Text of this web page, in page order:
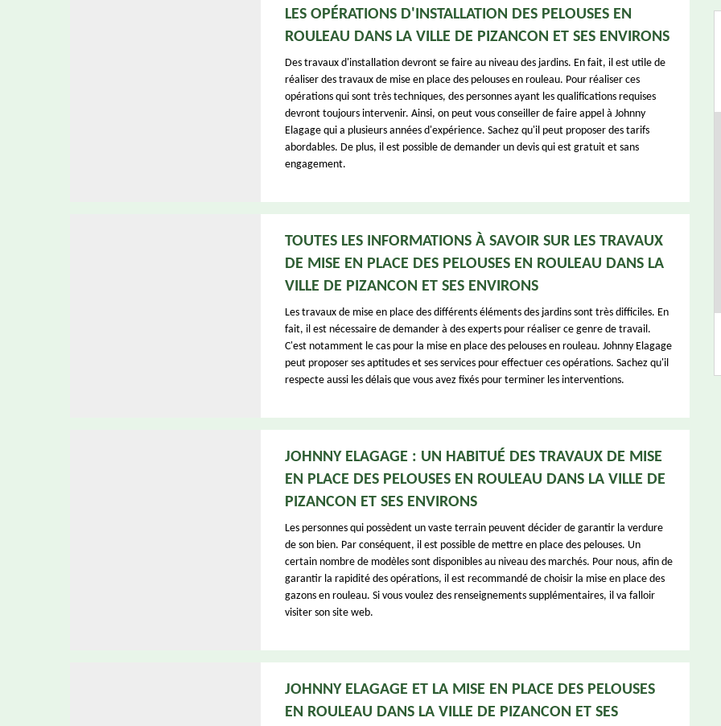
LES OPÉRATIONS D'INSTALLATION DES PELOUSES EN
ROULEAU DANS LA VILLE DE PIZANCON ET SES ENVIRONS
Des travaux d'installation devront se faire au niveau des jardins. En fait, il est utile de
réaliser des travaux de mise en place des pelouses en rouleau. Pour réaliser ces
opérations qui sont très techniques, des personnes ayant les qualifications requises
devront toujours intervenir. Ainsi, on peut vous conseiller de faire appel à Johnny
Elagage qui a plusieurs années d'expérience. Sachez qu'il peut proposer des tarifs
abordables. De plus, il est possible de demander un devis qui est gratuit et sans
engagement.
TOUTES LES INFORMATIONS À SAVOIR SUR LES TRAVAUX
DE MISE EN PLACE DES PELOUSES EN ROULEAU DANS LA
VILLE DE PIZANCON ET SES ENVIRONS
Les travaux de mise en place des différents éléments des jardins sont très difficiles. En
fait, il est nécessaire de demander à des experts pour réaliser ce genre de travail.
C'est notamment le cas pour la mise en place des pelouses en rouleau. Johnny Elagage
peut proposer ses aptitudes et ses services pour effectuer ces opérations. Sachez qu'il
respecte aussi les délais que vous avez fixés pour terminer les interventions.
JOHNNY ELAGAGE : UN HABITUÉ DES TRAVAUX DE MISE
EN PLACE DES PELOUSES EN ROULEAU DANS LA VILLE DE
PIZANCON ET SES ENVIRONS
Les personnes qui possèdent un vaste terrain peuvent décider de garantir la verdure
de son bien. Par conséquent, il est possible de mettre en place des pelouses. Un
certain nombre de modèles sont disponibles au niveau des marchés. Pour nous, afin de
garantir la rapidité des opérations, il est recommandé de choisir la mise en place des
gazons en rouleau. Si vous voulez des renseignements supplémentaires, il va falloir
visiter son site web.
JOHNNY ELAGAGE ET LA MISE EN PLACE DES PELOUSES
EN ROULEAU DANS LA VILLE DE PIZANCON ET SES